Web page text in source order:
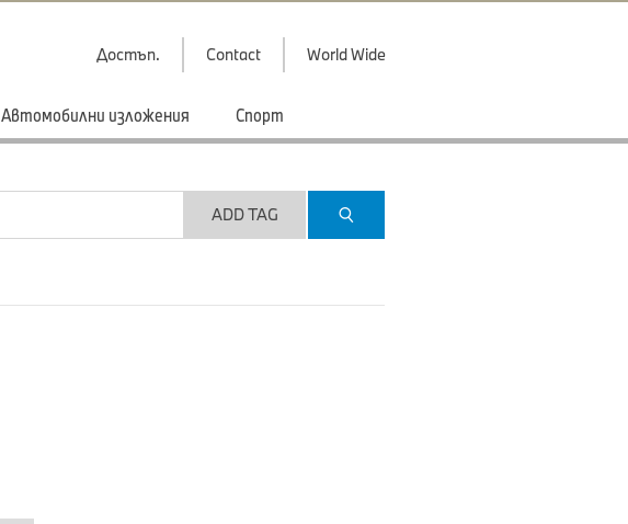
Достъп. Contact World Wide
Автомобилни изложения Спорт
ADD TAG